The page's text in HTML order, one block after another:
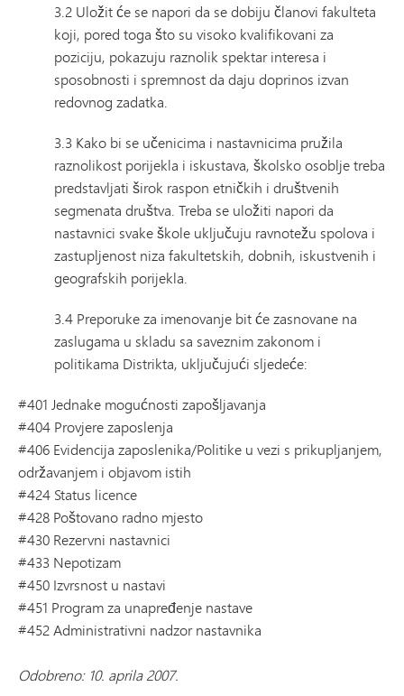
3.2 Uložit će se napori da se dobiju članovi fakulteta
koji, pored toga što su visoko kvalifikovani za
poziciju, pokazuju raznolik spektar interesa i
sposobnosti i spremnost da daju doprinos izvan
redovnog zadatka.
3.3 Kako bi se učenicima i nastavnicima pružila
raznolikost porijekla i iskustava, školsko osoblje treba
predstavljati širok raspon etničkih i društvenih
segmenata društva. Treba se uložiti napori da
nastavnici svake škole uključuju ravnotežu spolova i
zastupljenost niza fakultetskih, dobnih, iskustvenih i
geografskih porijekla.
3.4 Preporuke za imenovanje bit će zasnovane na
zaslugama u skladu sa saveznim zakonom i
politikama Distrikta, uključujući sljedeće:
#401 Jednake mogućnosti zapošljavanja
#404 Provjere zaposlenja
#406 Evidencija zaposlenika/Politike u vezi s prikupljanjem,
održavanjem i objavom istih
#424 Status licence
#428 Poštovano radno mjesto
#430 Rezervni nastavnici
#433 Nepotizam
#450 Izvrsnost u nastavi
#451 Program za unapređenje nastave
#452 Administrativni nadzor nastavnika
Odobreno: 10. aprila 2007.